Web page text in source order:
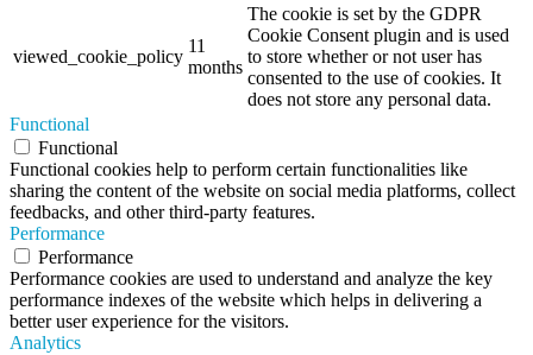
viewed_cookie_policy
11
months
The cookie is set by the GDPR
Cookie Consent plugin and is used
to store whether or not user has
consented to the use of cookies. It
does not store any personal data.
Functional
Functional
Functional cookies help to perform certain functionalities like
sharing the content of the website on social media platforms, collect
feedbacks, and other third-party features.
Performance
Performance
Performance cookies are used to understand and analyze the key
performance indexes of the website which helps in delivering a
better user experience for the visitors.
Analytics